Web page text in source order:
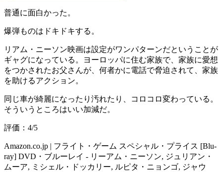
普通に面白かった。
爆弾ものはドキドキする。
リアム・ニーソン映画は設定がワンパターンだということが
ギャグになっている。ヨーロッパに住む家族で、家族に愛想
をつかされたお父さんが、何者かに電話で脅迫されて、家族
を助けるアクション。
同じ車が綺麗になったり汚れたり、コロコロ変わっている。
そういうところはいい加減だ。
評価：4/5
Amazon.co.jp | フライト・ゲーム スペシャル・プライス [Blu-
ray] DVD・ブルーレイ - リーアム・ニーソン, ジュリアン・
ムーア, ミシェル・ドッカリー, ルピタ・ニョンゴ, ジャウ